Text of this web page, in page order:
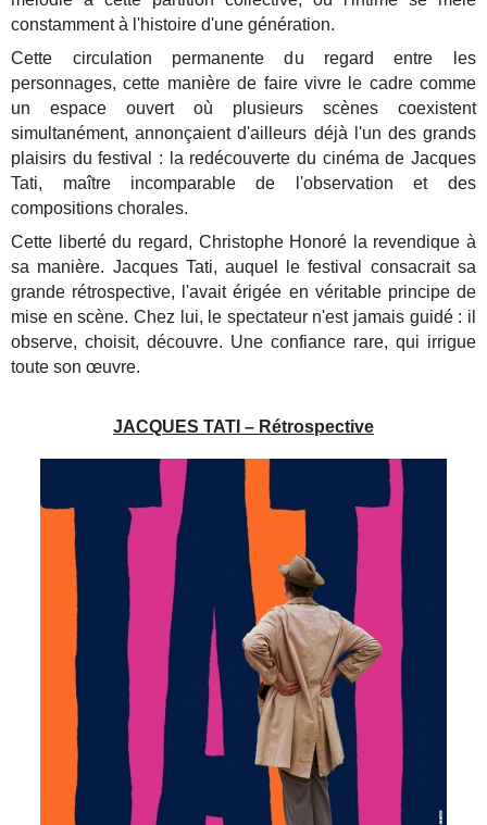
constamment à l'histoire d'une génération.
Cette circulation permanente du regard entre les
personnages, cette manière de faire vivre le cadre comme
un espace ouvert où plusieurs scènes coexistent
simultanément, annonçaient d'ailleurs déjà l'un des grands
plaisirs du festival : la redécouverte du cinéma de Jacques
Tati, maître incomparable de l'observation et des
compositions chorales.
Cette liberté du regard, Christophe Honoré la revendique à
sa manière. Jacques Tati, auquel le festival consacrait sa
grande rétrospective, l'avait érigée en véritable principe de
mise en scène. Chez lui, le spectateur n'est jamais guidé : il
observe, choisit, découvre. Une confiance rare, qui irrigue
toute son œuvre.
JACQUES TATI – Rétrospective